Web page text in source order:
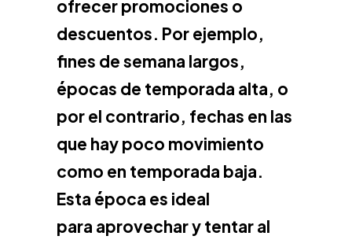
ofrecer promociones o
descuentos. Por ejemplo,
fines de semana largos,
épocas de temporada alta, o
por el contrario, fechas en las
que hay poco movimiento
como en temporada baja.
Esta época es ideal
para aprovechar y tentar al